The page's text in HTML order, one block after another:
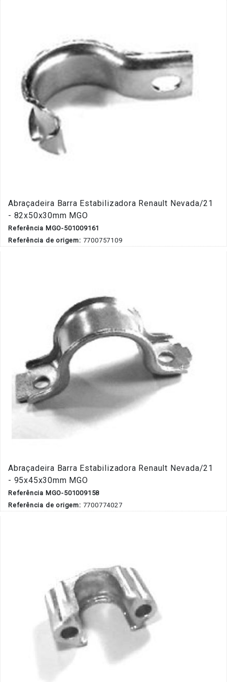
Abraçadeira Barra Estabilizadora Renault Nevada/21
- 82x50x30mm MGO
Referência MGO-501009161
Referência de origem: 7700757109
Abraçadeira Barra Estabilizadora Renault Nevada/21
- 95x45x30mm MGO
Referência MGO-501009158
Referência de origem: 7700774027